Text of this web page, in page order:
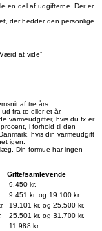
en del af udgifterne. Der er
der hedder den personlige
at vide”
af tre års
fra to eller et år.
varmeudgifter, hvis du fx er
i forhold til den
hvis din varmeudgift
igen.
Din formue har ingen
Gifte/samlevende
9.450 kr.
9.451 kr. og 19.100 kr.
19.101 kr. og 25.500 kr.
25.501 kr. og 31.700 kr.
11.988 kr.